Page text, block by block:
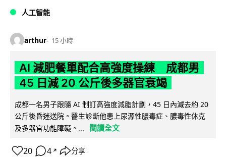
人工智能
arthur 15 小時
AI 減肥餐單配合高強度操練 成都男
45 日減 20 公斤後多器官衰竭
成都一名男子跟隨 AI 制訂高強度減脂計劃，45 日內減去約 20
公斤後昏迷送院。醫生診斷他患上尿源性膿毒症、膿毒性休克
及多器官功能障礙。...
閱讀全文
20 4 ↗ 分享